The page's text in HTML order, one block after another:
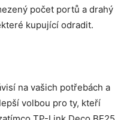
počet portů a drahý
kupující odradit.
na vašich potřebách a
volbou pro ty, kteří